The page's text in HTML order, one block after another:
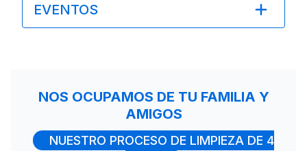
EVENTOS
NOS OCUPAMOS DE TU FAMILIA Y
AMIGOS
NUESTRO PROCESO DE LIMPIEZA DE 4